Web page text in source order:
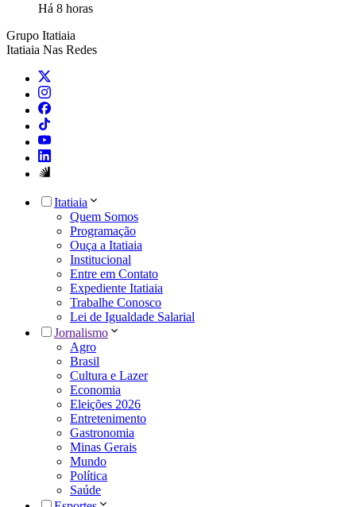
Há 8 horas
Grupo Itatiaia
Itatiaia Nas Redes
Itatiaia
Quem Somos
Programação
Ouça a Itatiaia
Institucional
Entre em Contato
Expediente Itatiaia
Trabalhe Conosco
Lei de Igualdade Salarial
Jornalismo
Agro
Brasil
Cultura e Lazer
Economia
Eleições 2026
Entretenimento
Gastronomia
Minas Gerais
Mundo
Política
Saúde